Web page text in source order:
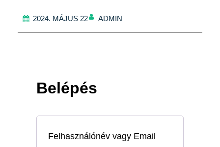
2024. MÁJUS 22 ADMIN
Belépés
Felhasználónév vagy Email